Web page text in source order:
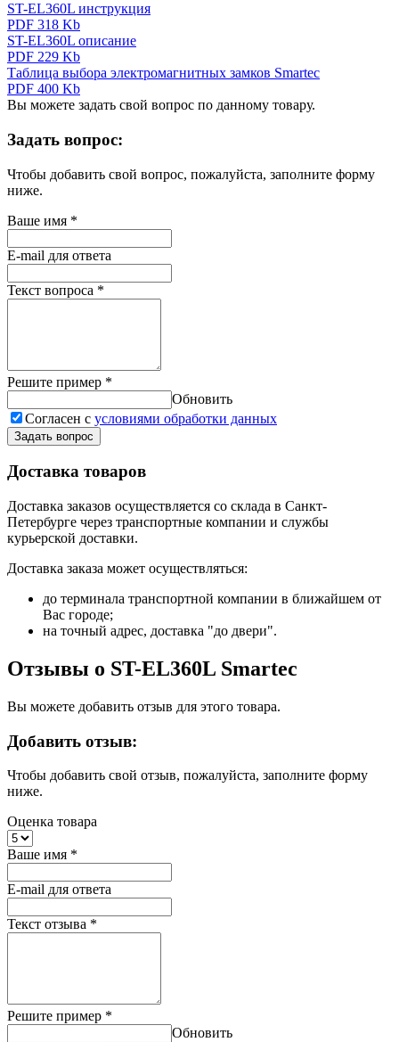
ST-EL360L инструкция
PDF 318 Kb
ST-EL360L описание
PDF 229 Kb
Таблица выбора электромагнитных замков Smartec
PDF 400 Kb
Вы можете задать свой вопрос по данному товару.
Задать вопрос:
Чтобы добавить свой вопрос, пожалуйста, заполните форму
ниже.
Ваше имя *
E-mail для ответа
Текст вопроса *
Решите пример *
Обновить
Согласен с условиями обработки данных
Задать вопрос
Доставка товаров
Доставка заказов осуществляется со склада в Санкт-
Петербурге через транспортные компании и службы
курьерской доставки.
Доставка заказа может осуществляться:
до терминала транспортной компании в ближайшем от
Вас городе;
на точный адрес, доставка "до двери".
Отзывы о ST-EL360L Smartec
Вы можете добавить отзыв для этого товара.
Добавить отзыв:
Чтобы добавить свой отзыв, пожалуйста, заполните форму
ниже.
Оценка товара
Ваше имя *
E-mail для ответа
Текст отзыва *
Решите пример *
Обновить